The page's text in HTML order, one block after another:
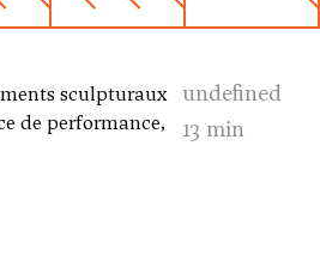
sculpturaux
de performance,
undefined
13 min